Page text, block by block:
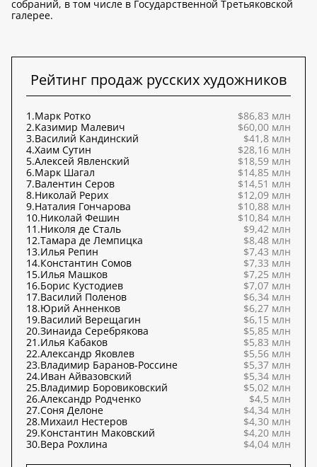
собраний, в том числе в Государственной Третьяковской
галерее.
Рейтинг продаж русских художников
1.Марк Ротко
$86,83 млн
2.Казимир Малевич
$60,00 млн
3.Василий Кандинский
$41,8 млн
4.Хаим Сутин
$28,16 млн
5.Алексей Явленский
$18,59 млн
6.Марк Шагал
$14,85 млн
7.Валентин Серов
$14,51 млн
8.Николай Рерих
$12,09 млн
9.Наталия Гончарова
$10,88 млн
10.Николай Фешин
$10,84 млн
11.Николя де Сталь
$9,42 млн
12.Тамара де Лемпицка
$8,48 млн
13.Илья Репин
$7,43 млн
14.Константин Сомов
$7,33 млн
15.Илья Машков
$7,25 млн
16.Борис Кустодиев
$7,07 млн
17.Василий Поленов
$6,34 млн
18.Юрий Анненков
$6,27 млн
19.Василий Верещагин
$6,15 млн
20.Зинаида Серебрякова
$5,85 млн
21.Илья Кабаков
$5,83 млн
22.Александр Яковлев
$5,56 млн
23.Владимир Баранов-Россине
$5,37 млн
24.Иван Айвазовский
$5,34 млн
25.Владимир Боровиковский
$5,02 млн
26.Александр Родченко
$4,5 млн
27.Соня Делоне
$4,34 млн
28.Михаил Нестеров
$4,30 млн
29.Константин Маковский
$4,20 млн
30.Вера Рохлина $4,04 млн